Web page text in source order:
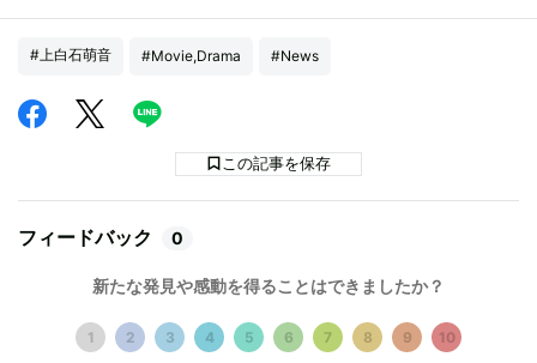
#上白石萌音 #Movie,Drama #News
この記事を保存
フィードバック 0
新たな発見や感動を得ることはできましたか？
1 2 3 4 5 6 7 8 9 10